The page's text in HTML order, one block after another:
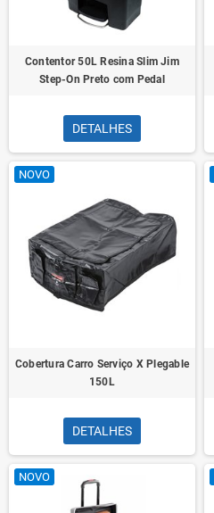
Contentor 50L Resina Slim Jim
Step-On Preto com Pedal
DETALHES
NOVO
Cobertura Carro Serviço X Plegable
150L
DETALHES
NOVO